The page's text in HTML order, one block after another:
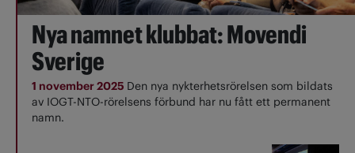
Nya namnet klubbat: Movendi
Sverige
1 november 2025 Den nya nykterhetsrörelsen som bildats
av IOGT-NTO-rörelsens förbund har nu fått ett permanent
namn.